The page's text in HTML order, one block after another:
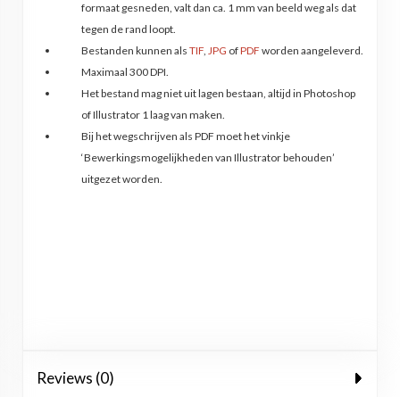
formaat gesneden, valt dan ca. 1 mm van beeld weg als dat
tegen de rand loopt.
Bestanden kunnen als TIF, JPG ofPDF worden aangeleverd.
Maximaal 300 DPI.
Het bestand mag niet uit lagen bestaan, altijd in Photoshop
of Illustrator 1 laag van maken.
Bij het wegschrijven als PDF moet het vinkje
‘Bewerkingsmogelijkheden van Illustrator behouden’
uitgezet worden.
Reviews (0)